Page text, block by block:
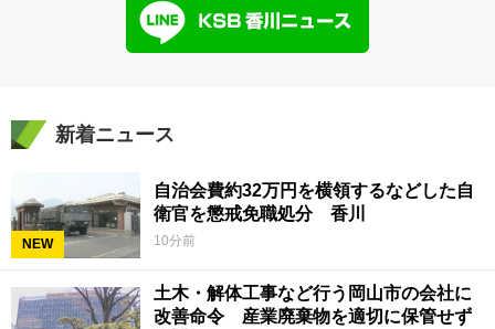
新着ニュース
NEW
自治会費約32万円を横領するなどした自
衛官を懲戒免職処分 香川
10分前
土木・解体工事など行う岡山市の会社に
改善命令 産業廃棄物を適切に保管せず